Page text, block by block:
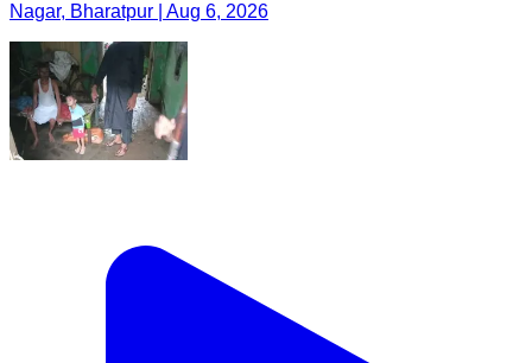
Nagar, Bharatpur | Aug 6, 2026